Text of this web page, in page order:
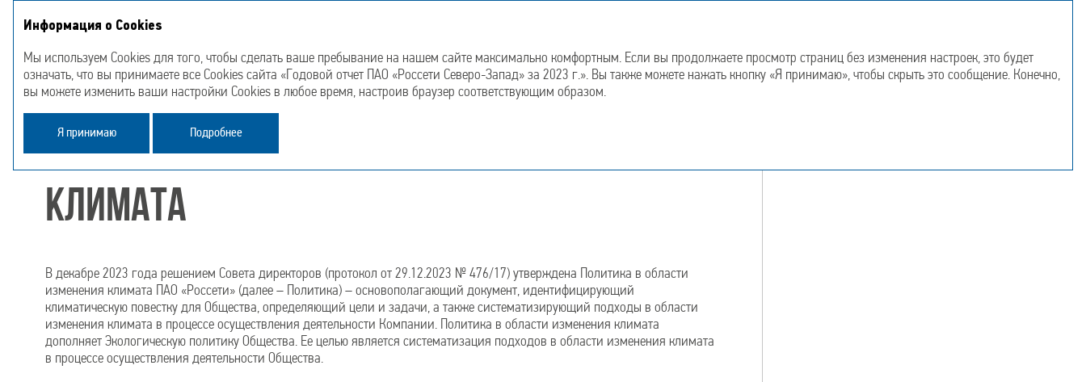
Годовой отчет
Отчет об устойчивом развитии Изменение климата
Изменение
климата
В декабре 2023 года решением Совета директоров (протокол от 29.12.2023 № 476/17) утверждена Политика в области
изменения климата ПАО «Россети» (далее – Политика) – основополагающий документ, идентифицирующий
климатическую повестку для Общества, определяющий цели и задачи, а также систематизирующий подходы в области
изменения климата в процессе осуществления деятельности Компании. Политика в области изменения климата
дополняет Экологическую политику Общества. Ее целью является систематизация подходов в области изменения климата
в процессе осуществления деятельности Общества.
Информация о Cookies
Мы используем Cookies для того, чтобы сделать ваше пребывание на нашем сайте максимально комфортным. Если вы продолжаете просмотр страниц без изменения настроек, это будет
означать, что вы принимаете все Cookies сайта «Годовой отчет ПАО «Россети Северо-Запад» за 2023 г.». Вы также можете нажать кнопку «Я принимаю», чтобы скрыть это сообщение. Конечно,
вы можете изменить ваши настройки Cookies в любое время, настроив браузер соответствующим образом.
Я принимаю Подробнее